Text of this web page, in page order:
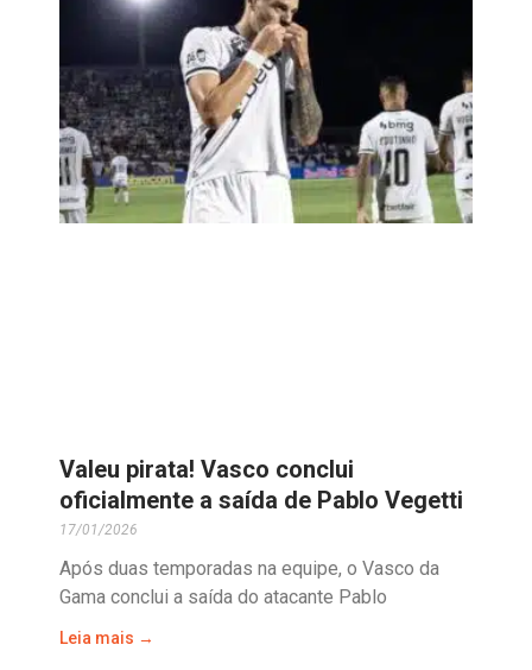
Valeu pirata! Vasco conclui
oficialmente a saída de Pablo Vegetti
17/01/2026
Após duas temporadas na equipe, o Vasco da
Gama conclui a saída do atacante Pablo
Leia mais →